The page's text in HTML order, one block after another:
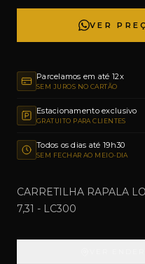
VER
Parcelamos em até 12x
SEM JUROS NO CARTÃO
Estacionamento exclusivo
GRATUITO PARA CLIENTES
Todos os dias até 19h30
SEM FECHAR AO MEIO-DIA
CARRETILHA RAPALA
7,31 - LC300